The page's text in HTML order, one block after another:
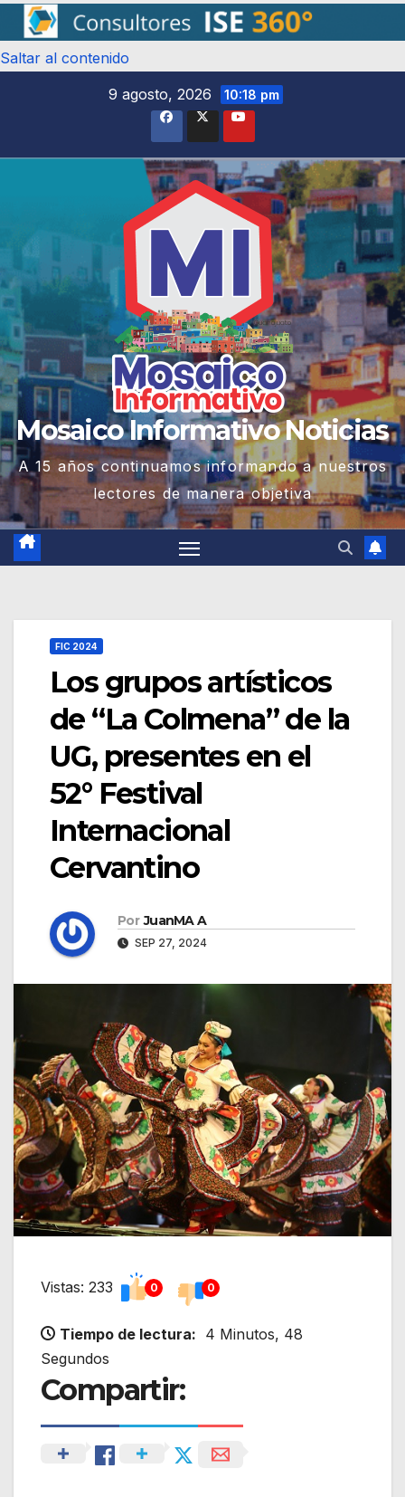
Saltar al contenido
9 agosto, 2026
10:18 pm
Mosaico Informativo Noticias
A 15 años continuamos informando a nuestros
lectores de manera objetiva
FIC 2024
Los grupos artísticos
de “La Colmena” de la
UG, presentes en el
52° Festival
Internacional
Cervantino
Por JuanMA A
SEP 27, 2024
Vistas: 233 0 0
Tiempo de lectura: 4 Minutos, 48
Segundos
Compartir: